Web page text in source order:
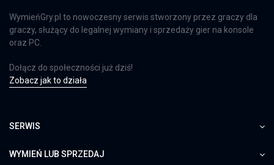
WymieńGry.pl to nowoczesny serwis stworzony przez graczy dla
graczy, służący do legalnej wymiany i sprzedaży gier na konsole
oraz PC.
Dołącz do społeczności już dziś!
Zobacz jak to działa
SERWIS
WYMIEŃ LUB SPRZEDAJ